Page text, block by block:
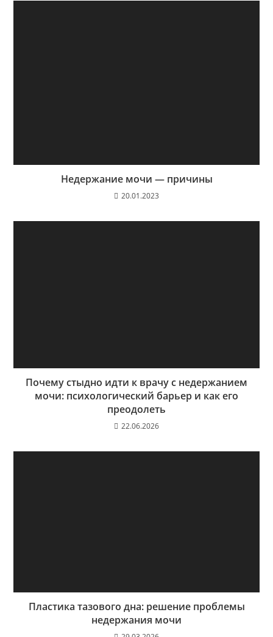
Недержание мочи — причины
20.01.2023
Почему стыдно идти к врачу с недержанием
мочи: психологический барьер и как его
преодолеть
22.06.2026
Пластика тазового дна: решение проблемы
недержания мочи